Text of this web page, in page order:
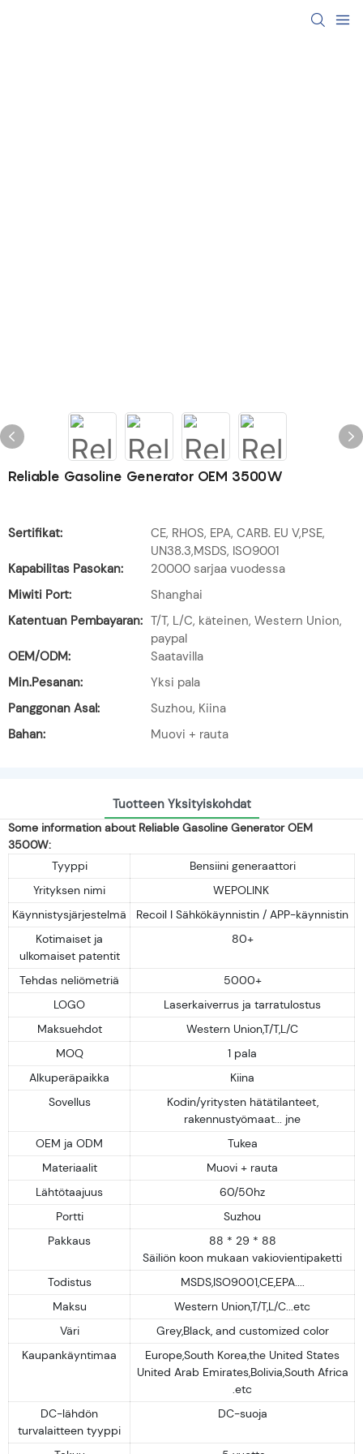
Reliable Gasoline Generator OEM 3500W
Sertifikat:
CE, RHOS, EPA, CARB. EU V,PSE,
UN38.3,MSDS, ISO9001
Kapabilitas Pasokan:
20000 sarjaa vuodessa
Miwiti Port:
Shanghai
Katentuan Pembayaran: T/T, L/C, käteinen, Western Union,
paypal
OEM/ODM:
Saatavilla
Min.Pesanan:
Yksi pala
Panggonan Asal:
Suzhou, Kiina
Bahan:
Muovi + rauta
Tuotteen Yksityiskohdat
Some information about Reliable Gasoline Generator OEM
3500W:
Tyyppi
Bensiini generaattori
Yrityksen nimi
WEPOLINK
Käynnistysjärjestelmä
Recoil I Sähkökäynnistin / APP-käynnistin
Kotimaiset ja
ulkomaiset patentit
80+
Tehdas neliömetriä
5000+
LOGO
Laserkaiverrus ja tarratulostus
Maksuehdot
Western Union,T/T,L/C
MOQ
1 pala
Alkuperäpaikka
Kiina
Sovellus
Kodin/yritysten hätätilanteet,
rakennustyömaat... jne
OEM ja ODM
Tukea
Materiaalit
Muovi + rauta
Lähtötaajuus
60/50hz
Portti
Suzhou
Pakkaus
88 * 29 * 88
Säiliön koon mukaan vakiovientipaketti
Todistus
MSDS,ISO9001,CE,EPA....
Maksu
Western Union,T/T,L/C...etc
Väri
Grey,Black, and customized color
Kaupankäyntimaa
Europe,South Korea,the United States
United Arab Emirates,Bolivia,South Africa
.etc
DC-lähdön
turvalaitteen tyyppi
DC-suoja